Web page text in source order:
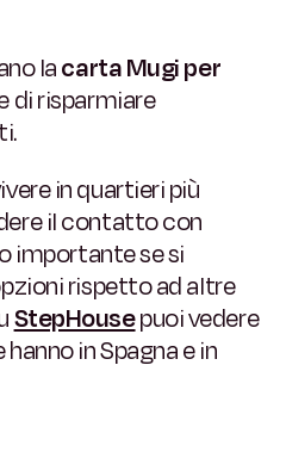
lacarta Mugi per
di risparmiare
in quartieri più
il contatto con
importante se si
rispetto ad altre
StepHousepuoi vedere
in Spagna e in